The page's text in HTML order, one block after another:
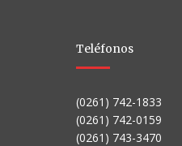
Teléfonos
(0261) 742-1833
(0261) 742-0159
(0261) 743-3470